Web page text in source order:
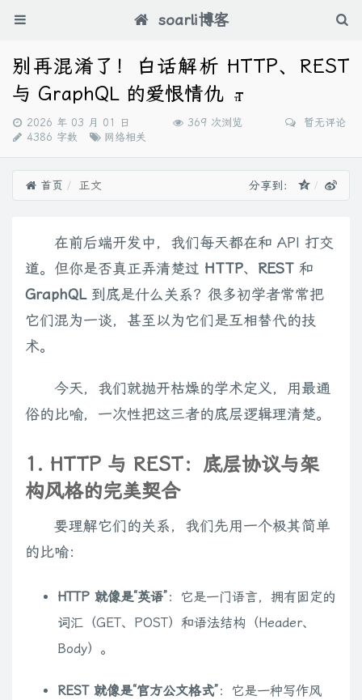
soarli博客
别再混淆了！白话解析 HTTP、REST
与 GraphQL 的爱恨情仇
发
布
2026 年 03 月 01 日 369 次浏览
暂无评论
4386 字数
分
网络相关
首页 正文 分享到：
在前后端开发中，我们每天都在和 API 打交
道。但你是否真正弄清楚过 HTTP、 REST 和
GraphQL到底是什么关系？很多初学者常常把
它们混为一谈，甚至以为它们是互相替代的技
术。
今天，我们就抛开枯燥的学术定义，用最通
俗的比喻，一次性把这三者的底层逻辑理清楚。
1. HTTP 与 REST：底层协议与架
构风格的完美契合
要理解它们的关系，我们先用一个极其简单
的比喻：
HTTP 就像是“英语”：它是一门语言，拥有固定的
词汇（GET、POST）和语法结构（Header、
Body）。
REST 就像是“官方公文格式”：它是一种写作风